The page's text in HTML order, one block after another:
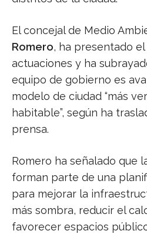
El concejal de Medio
Romero, ha presentado
actuaciones y ha
equipo de gobierno es
modelo de ciudad “más
habitable”, según ha
prensa.
Romero ha señalado que
forman parte de una
para mejorar la
más sombra, reducir el
favorecer espacios